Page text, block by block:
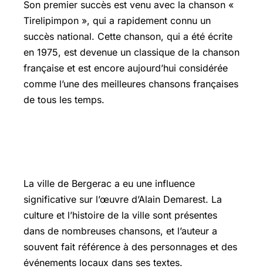
Son premier succès est venu avec la chanson «
Tirelipimpon », qui a rapidement connu un
succès national. Cette chanson, qui a été écrite
en 1975, est devenue un classique de la chanson
française et est encore aujourd’hui considérée
comme l’une des meilleures chansons françaises
de tous les temps.
La ville de Bergerac a eu une influence
significative sur l’œuvre d’Alain Demarest. La
culture et l’histoire de la ville sont présentes
dans de nombreuses chansons, et l’auteur a
souvent fait référence à des personnages et des
événements locaux dans ses textes.